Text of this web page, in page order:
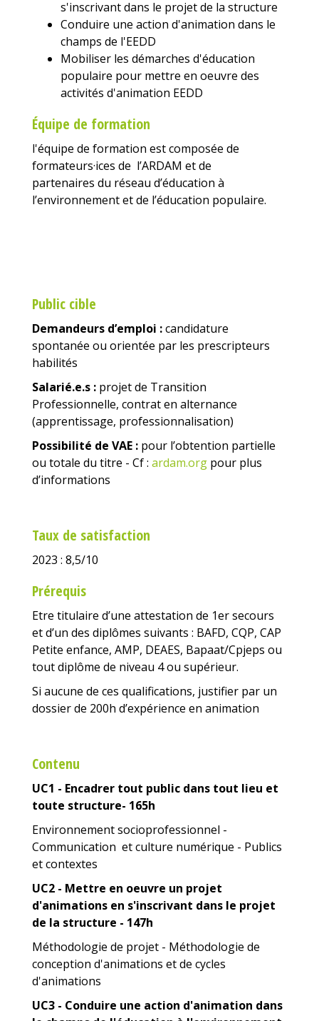
s'inscrivant dans le projet de la structure
Conduire une action d'animation dans le
champs de l'EEDD
Mobiliser les démarches d'éducation
populaire pour mettre en oeuvre des
activités d'animation EEDD
Équipe de formation
l'équipe de formation est composée de
formateurs·ices de l’ARDAM et de
partenaires du réseau d’éducation à
l’environnement et de l’éducation populaire.
Public cible
Demandeurs d’emploi :candidature
spontanée ou orientée par les prescripteurs
habilités
Salarié.e.s : projet de Transition
Professionnelle, contrat en alternance
(apprentissage, professionnalisation)
Possibilité de VAE : pour l’obtention partielle
ou totale du titre - Cf : ardam.org pour plus
d’informations
Taux de satisfaction
2023 : 8,5/10
Prérequis
Etre titulaire d’une attestation de 1er secours
et d’un des diplômes suivants : BAFD, CQP, CAP
Petite enfance, AMP, DEAES, Bapaat/Cpjeps ou
tout diplôme de niveau 4 ou supérieur.
Si aucune de ces qualifications, justifier par un
dossier de 200h d’expérience en animation
Contenu
UC1 - Encadrer tout public dans tout lieu et
toute structure- 165h
Environnement socioprofessionnel -
Communication et culture numérique - Publics
et contextes
UC2 - Mettre en oeuvre un projet
d'animations en s'inscrivant dans le projet
de la structure - 147h
Méthodologie de projet - Méthodologie de
conception d'animations et de cycles
d'animations
UC3 - Conduire une action d'animation dans